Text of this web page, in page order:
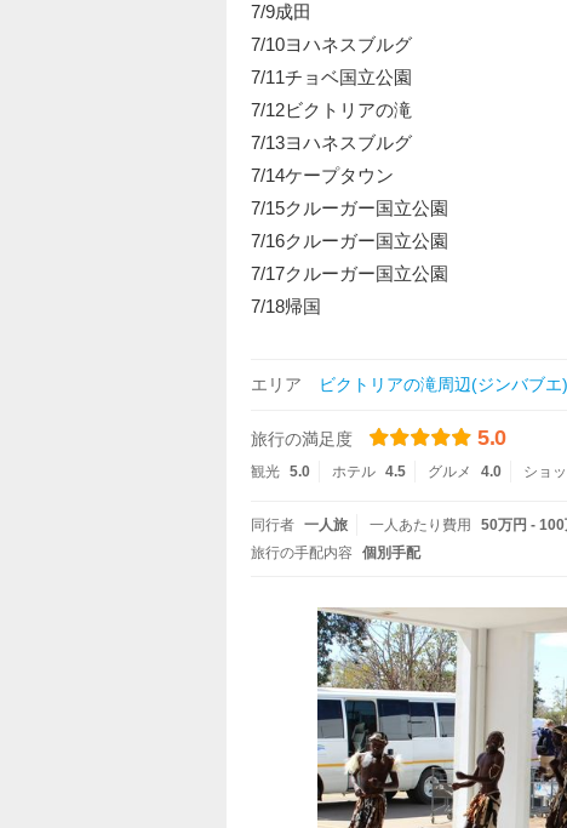
7/9成田
7/10ヨハネスブルグ
7/11チョベ国立公園
7/12ビクトリアの滝
7/13ヨハネスブルグ
7/14ケープタウン
7/15クルーガー国立公園
7/16クルーガー国立公園
7/17クルーガー国立公園
7/18帰国
エリア ビクトリアの滝周辺(ジンバブエ)
旅行の満足度 5.0
観光 5.0 ホテル 4.5 グルメ 4.0 ショ
同行者 一人旅 一人あたり費用 50万円 - 100
旅行の手配内容
個別手配